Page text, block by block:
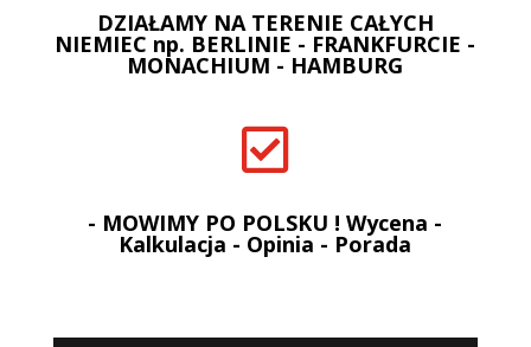
DZIAŁAMY NA TERENIE CAŁYCH
NIEMIEC np. BERLINIE - FRANKFURCIE -
MONACHIUM - HAMBURG

- MOWIMY PO POLSKU ! Wycena -
Kalkulacja - Opinia - Porada